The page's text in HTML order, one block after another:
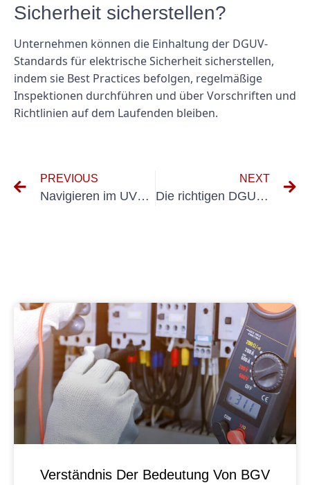
Sicherheit sicherstellen?
Unternehmen können die Einhaltung der DGUV-
Standards für elektrische Sicherheit sicherstellen,
indem sie Best Practices befolgen, regelmäßige
Inspektionen durchführen und über Vorschriften und
Richtlinien auf dem Laufenden bleiben.
PREVIOUS
Navigieren im UVV-Prüfungsprozess für Wechselbrücken-Eigentümer und -Betreiber
NEXT
Die richtigen DGUV Elektrogeräte für Ihren Arbeitsplatz auswählen
Verständnis Der Bedeutung Von BGV